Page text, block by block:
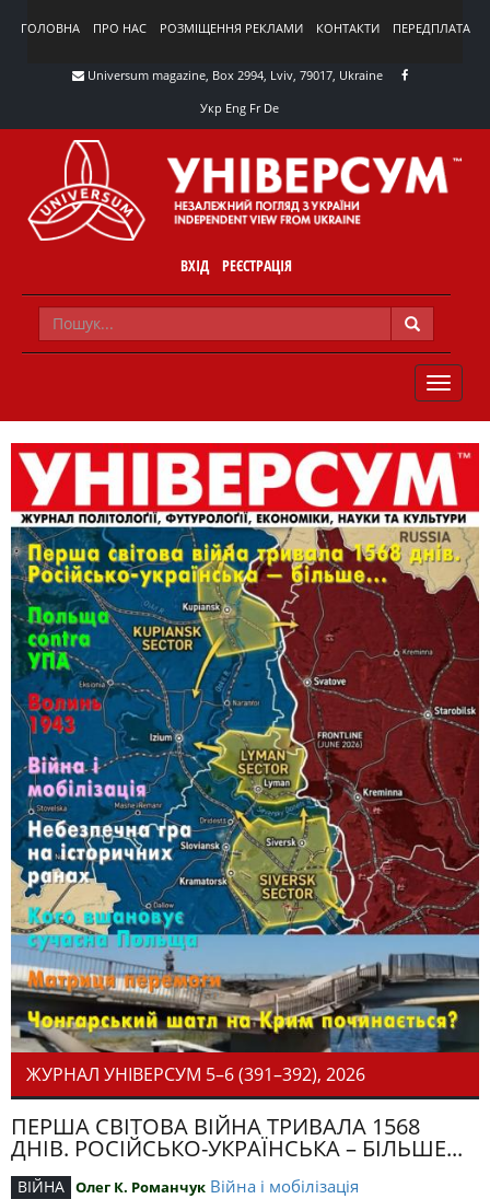
ГОЛОВНА ПРО НАС РОЗМІЩЕННЯ РЕКЛАМИ КОНТАКТИ ПЕРЕДПЛАТА
Universum magazine, Box 2994, Lviv, 79017, Ukraine
Укр Eng Fr De
ВХІД РЕЄСТРАЦІЯ
TOGGLE
ЖУРНАЛ УНІВЕРСУМ 5–6 (391–392), 2026
ПЕРША СВІТОВА ВІЙНА ТРИВАЛА 1568
ДНІВ. РОСІЙСЬКО-УКРАЇНСЬКА – БІЛЬШЕ...
ВІЙНА Олег К. Романчук Війна і мобілізація